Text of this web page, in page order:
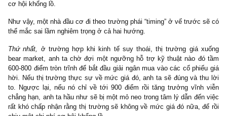
float được tái đầu tư tốt, sinh lời hiệu quả.
Tuy nhiên, bảo hiểm – cũng như nhiều nhóm tổ chức tài chính
là một ngành nghề chu kỳ và mang tính đòn bẩy hoạt động cao,
đòi hỏi nhà đầu tư phải am hiểu bảng cân đối kế toán, rủi ro
rủi ro lãi suất/vĩ mô, và biết cách định giá, điều chỉnh book-
với tài sản xấu một cách hợp lý để ra được mức biên an toàn
cho mình.
Vì lẽ đó, chúng tôi đã luôn can ngăn các nhà đầu tư không
tạm tránh việc cố gắng stock-pick các nhóm tổ chức tài